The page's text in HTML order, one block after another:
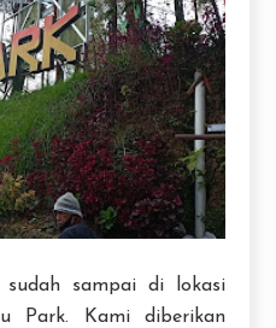
sudah sampai di lokasi
Park. Kami diberikan